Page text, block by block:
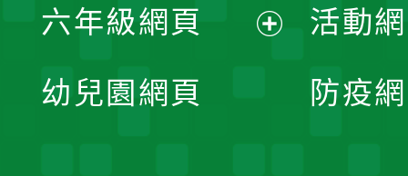
單
選
開
六年級網頁
幼兒園網頁
活動
防疫